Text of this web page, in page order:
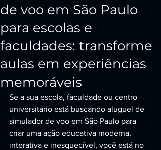
de voo em São Paulo
para escolas e
faculdades: transforme
aulas em experiências
memoráveis
Se a sua escola, faculdade ou centro
universitário está buscando aluguel de
simulador de voo em São Paulo para
criar uma ação educativa moderna,
interativa e inesquecível, você está no